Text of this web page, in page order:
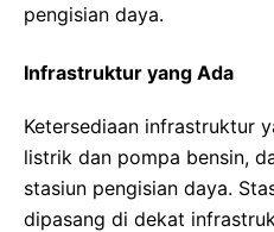
pengisian daya.
Infrastruktur yang Ada
Ketersediaan infrastruktur
listrik dan pompa bensin,
stasiun pengisian daya.
dipasang di dekat